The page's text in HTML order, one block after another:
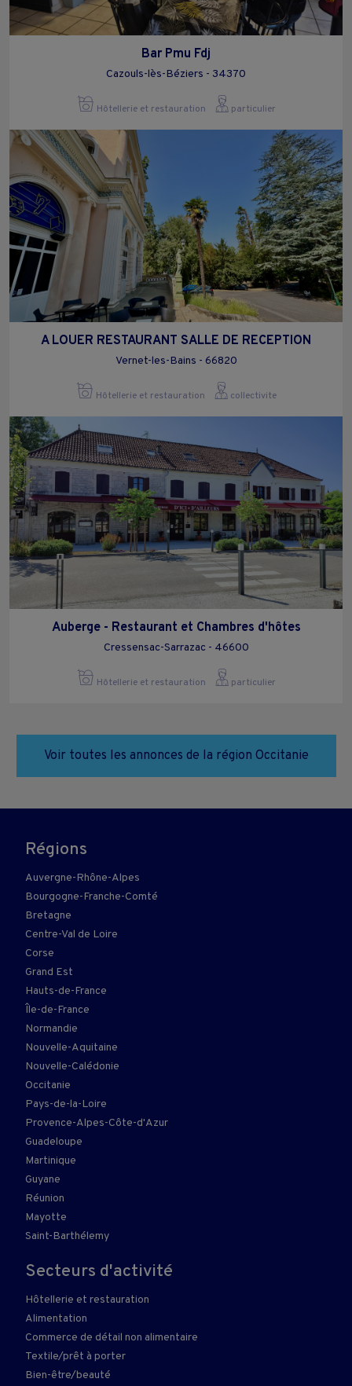
Bar Pmu Fdj
Cazouls-lès-Béziers - 34370
Hôtellerie et restauration particulier
A LOUER RESTAURANT SALLE DE RECEPTION
Vernet-les-Bains - 66820
Hôtellerie et restauration collectivite
Auberge - Restaurant et Chambres d'hôtes
Cressensac-Sarrazac - 46600
Hôtellerie et restauration particulier
Voir toutes les annonces de la région Occitanie
Régions
Auvergne-Rhône-Alpes
Bourgogne-Franche-Comté
Bretagne
Centre-Val de Loire
Corse
Grand Est
Hauts-de-France
Île-de-France
Normandie
Nouvelle-Aquitaine
Nouvelle-Calédonie
Occitanie
Pays-de-la-Loire
Provence-Alpes-Côte-d'Azur
Guadeloupe
Martinique
Guyane
Réunion
Mayotte
Saint-Barthélemy
Secteurs d'activité
Hôtellerie et restauration
Alimentation
Commerce de détail non alimentaire
Textile/prêt à porter
Bien-être/beauté